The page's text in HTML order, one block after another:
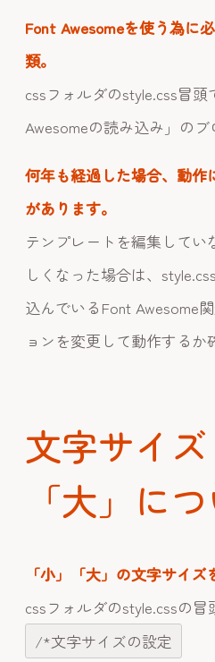
Font Awesomeを使う為に
類。
cssフォルダのstyle.css冒
Awesomeの読み込み」のブ
何年も経過した場合、動作
があります。
テンプレートを編集して
しくなった場合は、
込んでいるFont Awesome
ョンを変更して動作するか
文字サイズ
「大」に
「小」「大」の文字サイ
cssフォルダのstyle.cssの冒
/*文字サイズの設定